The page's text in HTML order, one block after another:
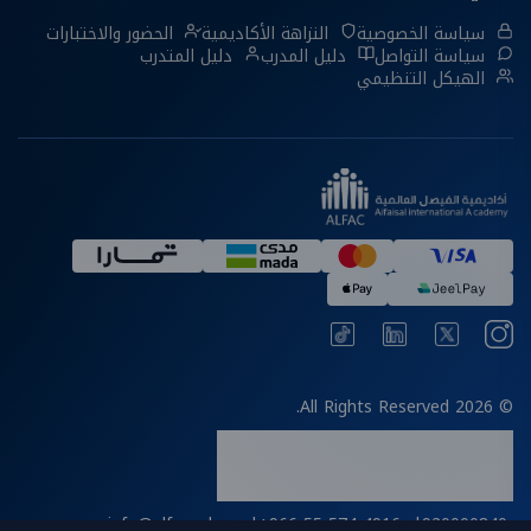
سياسة الخصوصية النزاهة الأكاديمية الحضور والاختبارات
سياسة التواصل دليل المدرب دليل المتدرب
الهيكل التنظيمي
© 2026 All Rights Reserved.
920000840
|
+966 55 574 4916
|
info@alfac.edu.sa